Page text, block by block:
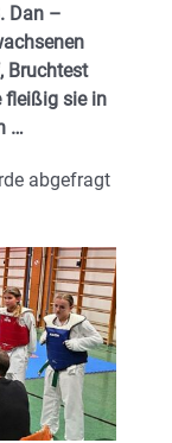
Dan –
Bruchtest
fleißig sie in
…
abgefragt